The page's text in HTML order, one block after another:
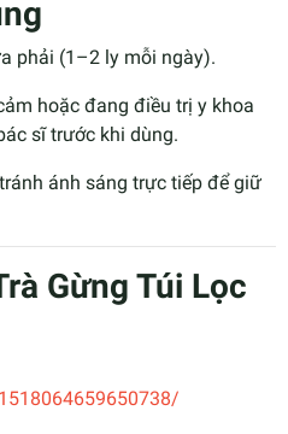
phải (1–2 ly mỗi ngày).
hoặc đang điều trị y khoa
sĩ trước khi dùng.
ánh sáng trực tiếp để giữ
Gừng Túi Lọc